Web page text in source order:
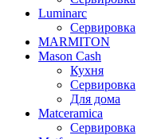
Luminarc
Сервировка
MARMITON
Mason Cash
Кухня
Сервировка
Для дома
Matceramica
Сервировка